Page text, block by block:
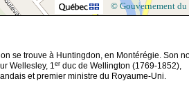
© Gouvernement du
se trouve à Huntingdon, en Montérégie. Son
Wellesley, 1er duc de Wellington (1769-1852),
et premier ministre du Royaume-Uni.